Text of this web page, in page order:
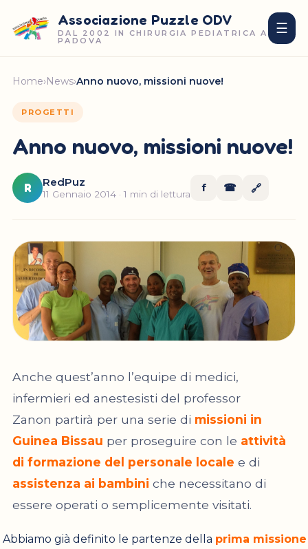
Associazione Puzzle ODV
DAL 2002 IN CHIRURGIA PEDIATRICA A
PADOVA
☰
Home›News›Anno nuovo, missioni nuove!
PROGETTI
Anno nuovo, missioni nuove!
R RedPuz
11 Gennaio 2014 · 1 min di lettura f ☎ 🔗
Anche quest’anno l’equipe di medici,
infermieri ed anestesisti del professor
Zanon partirà per una serie di missioni in
Guinea Bissau per proseguire con le attività
di formazione del personale locale e di
assistenza ai bambini che necessitano di
essere operati o semplicemente visitati.
Abbiamo già definito le partenze della prima missione